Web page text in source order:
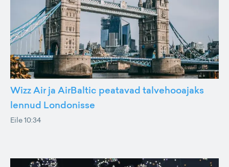
Wizz Air ja AirBaltic peatavad talvehooajaks
lennud Londonisse
Eile 10:34